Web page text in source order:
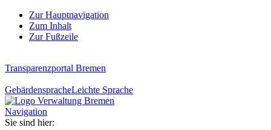
Zur Hauptnavigation
Zum Inhalt
Zur Fußzeile
Transparenzportal Bremen
GebärdenspracheLeichte Sprache
Navigation
Sie sind hier: